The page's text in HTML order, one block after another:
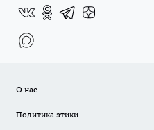
О нас
Политика этики